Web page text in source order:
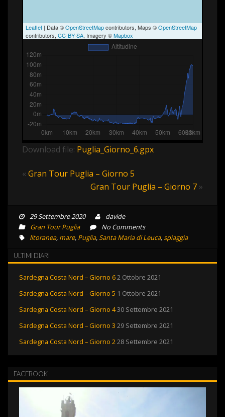
Leaflet | Data ©OpenStreetMapcontributors, Maps ©OpenStreetMap
contributors, CC-BY-SA, Imagery ©Mapbox
Download file: Puglia_Giorno_6.gpx
« Gran Tour Puglia – Giorno 5
Gran Tour Puglia – Giorno 7 »
29 Settembre 2020
davide
Gran Tour Puglia
No Comments
litoranea, mare, Puglia,Santa Maria di Leuca,spiaggia
ULTIMI DIARI
Sardegna Costa Nord – Giorno 62 Ottobre 2021
Sardegna Costa Nord – Giorno 5 1 Ottobre 2021
Sardegna Costa Nord – Giorno 430 Settembre 2021
Sardegna Costa Nord – Giorno 3 29 Settembre 2021
Sardegna Costa Nord – Giorno 228 Settembre 2021
FACEBOOK